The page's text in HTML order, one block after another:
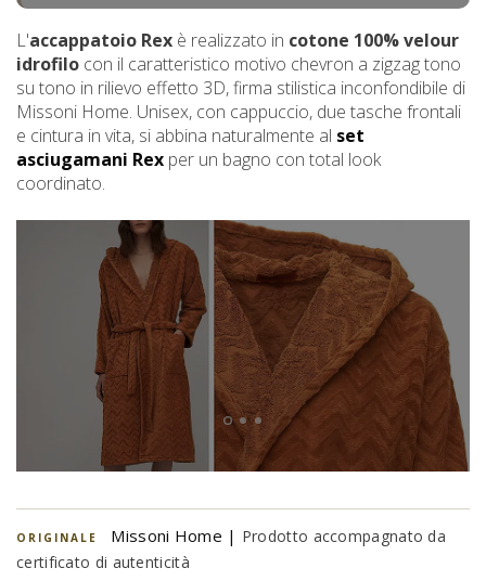
L'accappatoio Rex è realizzato in cotone 100% velour
idrofilo con il caratteristico motivo chevron a zigzag tono
su tono in rilievo effetto 3D, firma stilistica inconfondibile di
Missoni Home. Unisex, con cappuccio, due tasche frontali
e cintura in vita, si abbina naturalmente al set
asciugamani Rex per un bagno con total look
coordinato.
ORIGINALE Missoni Home | Prodotto accompagnato da
certificato di autenticità